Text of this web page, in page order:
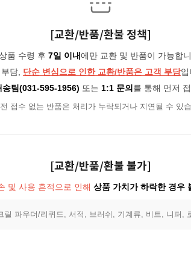
[교환/반품/환불 정책]
품 수령 후 7일 이내에만 교환 및 반품이 가능합
담, 단순 변심으로 인한 교환/반품은 고객 부담입
송팀(031-595-1956) 또는 1:1 문의 를 통해 먼저
접수 없는 반품은 처리가 누락되거나 지연될 수 있
[교환/반품/환불 불가]
및 사용 흔적으로 인해 상품 가치가 하락한 경우
릴 파우더/리퀴드, 서적, 브러쉬, 기계류, 비트, 니퍼,